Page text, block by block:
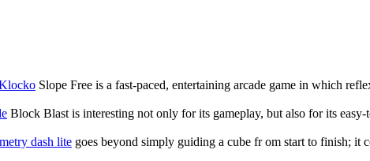
Slope Free is a fast-paced, entertaining arcade game in which
Block Blast is interesting not only for its gameplay, but also for its
dash lite goes beyond simply guiding a cube fr om start to finish; it